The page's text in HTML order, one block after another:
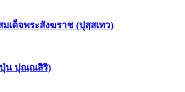
เด็จพระสังฆราช (ปุสฺสเทว)
ปุ่น ปุณฺณสิริ)